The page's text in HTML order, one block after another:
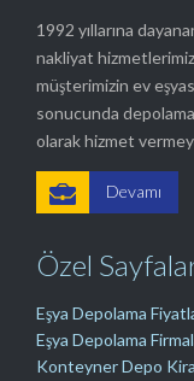
1992 yıllarına
nakliyat
müşterimizin ev
sonucunda
olarak hizmet
 Devamı
Özel
Eşya Depolama
Eşya Depolama
Konteyner Depo